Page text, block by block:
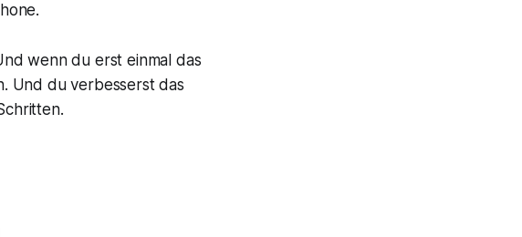
wenn du erst einmal das
Und du verbesserst das